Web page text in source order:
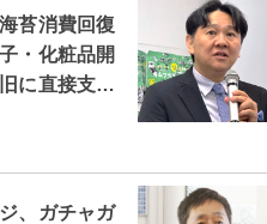
苔消費回復
・化粧品開
に直接支…
、ガチャガ